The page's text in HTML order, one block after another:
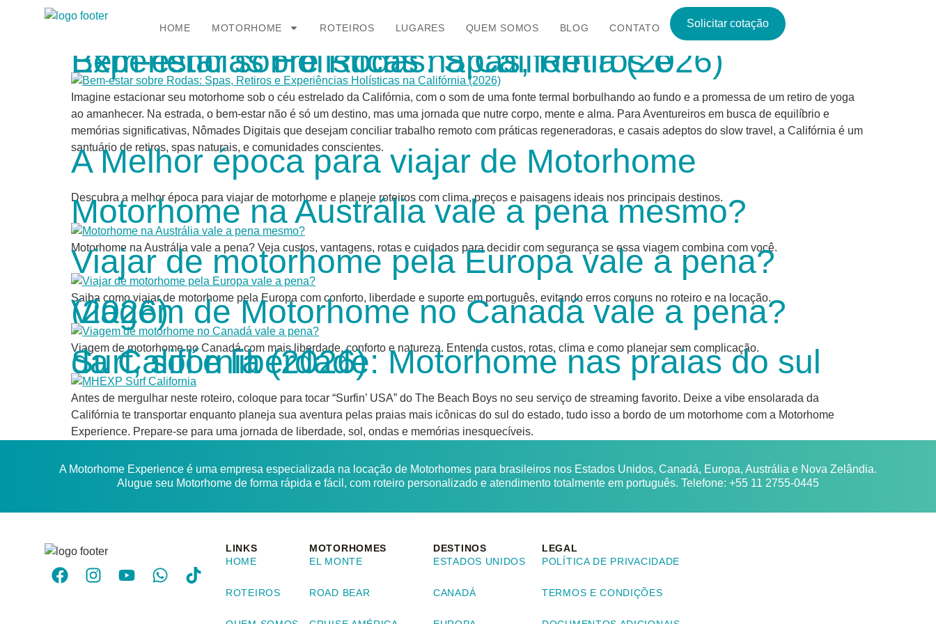
HOME MOTORHOME ROTEIROS LUGARES QUEM SOMOS BLOG CONTATO Solicitar cotação
Bem-estar sobre Rodas: Spas, Retiros e Experiências Holísticas na Califórnia (2026)
Imagine estacionar seu motorhome sob o céu estrelado da Califórnia, com o som de uma fonte termal borbulhando ao fundo e a promessa de um retiro de yoga
ao amanhecer. Na estrada, o bem-estar não é só um destino, mas uma jornada que nutre corpo, mente e alma. Para Aventureiros em busca de equilíbrio e
memórias significativas, Nômades Digitais que desejam conciliar trabalho remoto com práticas regeneradoras, e casais adeptos do slow travel, a Califórnia é um
santuário de retiros, spas naturais, e comunidades conscientes.
A Melhor época para viajar de Motorhome
Descubra a melhor época para viajar de motorhome e planeje roteiros com clima, preços e paisagens ideais nos principais destinos.
Motorhome na Austrália vale a pena mesmo?
Motorhome na Austrália vale a pena? Veja custos, vantagens, rotas e cuidados para decidir com segurança se essa viagem combina com você.
Viajar de motorhome pela Europa vale a pena?
Saiba como viajar de motorhome pela Europa com conforto, liberdade e suporte em português, evitando erros comuns no roteiro e na locação.
Viagem de Motorhome no Canadá vale a pena? (2026)
Viagem de motorhome no Canadá com mais liberdade, conforto e natureza. Entenda custos, rotas, clima e como planejar sem complicação.
Surf, sol e liberdade: Motorhome nas praias do sul da Califórnia (2026)
Antes de mergulhar neste roteiro, coloque para tocar “Surfin’ USA” do The Beach Boys no seu serviço de streaming favorito. Deixe a vibe ensolarada da
Califórnia te transportar enquanto planeja sua aventura pelas praias mais icônicas do sul do estado, tudo isso a bordo de um motorhome com a Motorhome
Experience. Prepare-se para uma jornada de liberdade, sol, ondas e memórias inesquecíveis.
A Motorhome Experience é uma empresa especializada na locação de Motorhomes para brasileiros nos Estados Unidos, Canadá, Europa, Austrália e Nova Zelândia.
Alugue seu Motorhome de forma rápida e fácil, com roteiro personalizado e atendimento totalmente em português. Telefone: +55 11 2755-0445
LINKS
HOME
ROTEIROS
MOTORHOMES
EL MONTE
ROAD BEAR
DESTINOS
ESTADOS UNIDOS
CANADÁ
LEGAL
POLÍTICA DE PRIVACIDADE
TERMOS E CONDIÇÕES